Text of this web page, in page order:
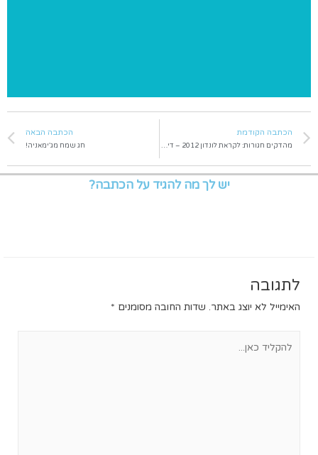
הכתבה הקודמת
מהדקים חגורות: לקראת לונדון 2012 – דיאנה צ'לרו
הכתבה הבאה
חג שמח מג'ימאניה!
יש לך מה להגיד על הכתבה?
לתגובה
האימייל לא יוצג באתר. שדות החובה מסומנים *